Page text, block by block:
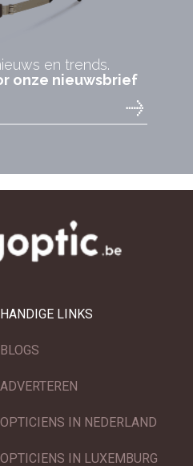
en trends.
onze nieuwsbrief
HANDIGE LINKS
BLOGS
ADVERTEREN
OPTICIENS IN NEDERLAND
OPTICIENS IN LUXEMBURG